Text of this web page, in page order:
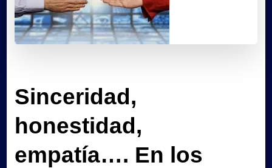
Sinceridad,
honestidad,
empatía…. En los